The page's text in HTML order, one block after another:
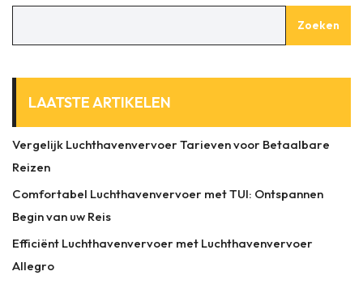
Zoeken
LAATSTE ARTIKELEN
Vergelijk Luchthavenvervoer Tarieven voor Betaalbare
Reizen
Comfortabel Luchthavenvervoer met TUI: Ontspannen
Begin van uw Reis
Efficiënt Luchthavenvervoer met Luchthavenvervoer
Allegro